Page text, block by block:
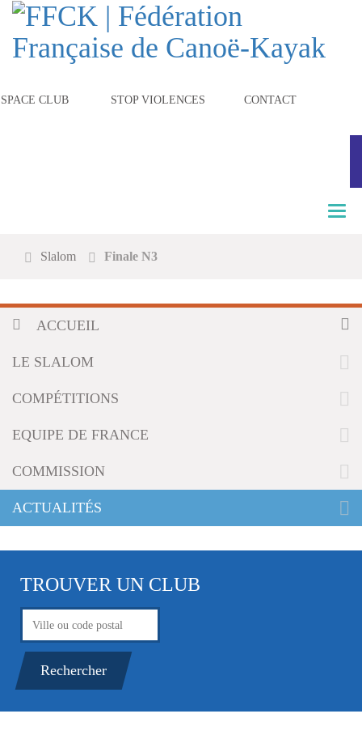
CLUB STOP VIOLENCES CONTACT
T
n
g
Slalom Finale N3
ACCUEIL
LE SLALOM
COMPÉTITIONS
EQUIPE DE FRANCE
COMMISSION
ACTUALITÉS
TROUVER UN CLUB